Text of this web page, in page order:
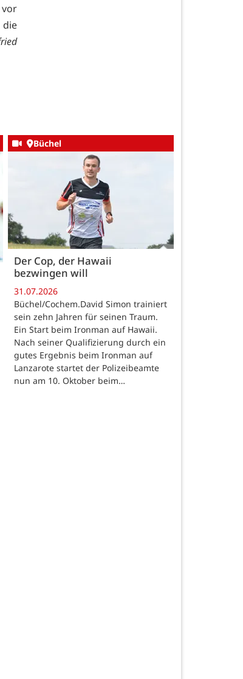
Büchel
Der Cop, der Hawaii
bezwingen will
31.07.2026
Büchel/Cochem.David Simon trainiert
sein zehn Jahren für seinen Traum.
Ein Start beim Ironman auf Hawaii.
Nach seiner Qualifizierung durch ein
gutes Ergebnis beim Ironman auf
Lanzarote startet der Polizeibeamte
nun am 10. Oktober beim…